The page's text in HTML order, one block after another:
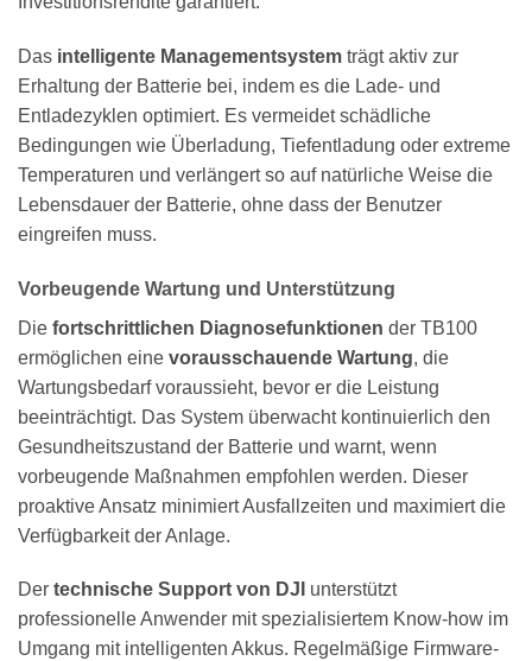
Das intelligente Managementsystem trägt aktiv zur
Erhaltung der Batterie bei, indem es die Lade- und
Entladezyklen optimiert. Es vermeidet schädliche
Bedingungen wie Überladung, Tiefentladung oder extreme
Temperaturen und verlängert so auf natürliche Weise die
Lebensdauer der Batterie, ohne dass der Benutzer
eingreifen muss.
Vorbeugende Wartung und Unterstützung
Die fortschrittlichen Diagnosefunktionen der TB100
ermöglichen eine vorausschauende Wartung, die
Wartungsbedarf voraussieht, bevor er die Leistung
beeinträchtigt. Das System überwacht kontinuierlich den
Gesundheitszustand der Batterie und warnt, wenn
vorbeugende Maßnahmen empfohlen werden. Dieser
proaktive Ansatz minimiert Ausfallzeiten und maximiert die
Verfügbarkeit der Anlage.
Der technische Support von DJI unterstützt
professionelle Anwender mit spezialisiertem Know-how im
Umgang mit intelligenten Akkus. Regelmäßige Firmware-